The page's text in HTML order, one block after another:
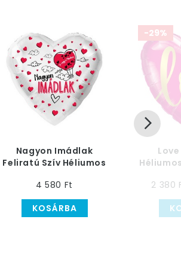
Nagyon Imádlak
Feliratú Szív Héliumos
4 580 Ft
KOSÁRBA
-29%
2 380